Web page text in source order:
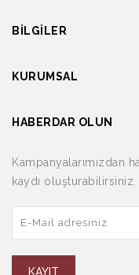
BILGILER
KURUMSAL
HABERDAR OLUN
Kampanyalarımızdan
kaydı oluşturabilirsiniz.
KAYIT